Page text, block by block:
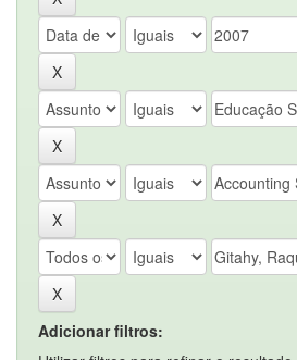
Adicionar filtros: